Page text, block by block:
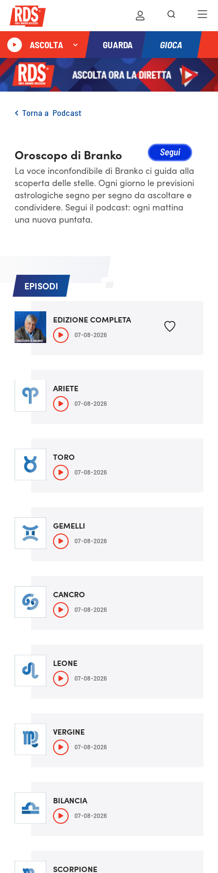
ASCOLTA GUARDA GIOCA
Torna a Podcast
Oroscopo di Branko
La voce inconfondibile di Branko ci guida alla
scoperta delle stelle. Ogni giorno le previsioni
astrologiche segno per segno da ascoltare e
condividere. Segui il podcast: ogni mattina
una nuova puntata.
EPISODI
EDIZIONE COMPLETA
07-08-2026
ARIETE
07-08-2026
TORO
07-08-2026
GEMELLI
07-08-2026
CANCRO
07-08-2026
LEONE
07-08-2026
VERGINE
07-08-2026
BILANCIA
07-08-2026
SCORPIONE